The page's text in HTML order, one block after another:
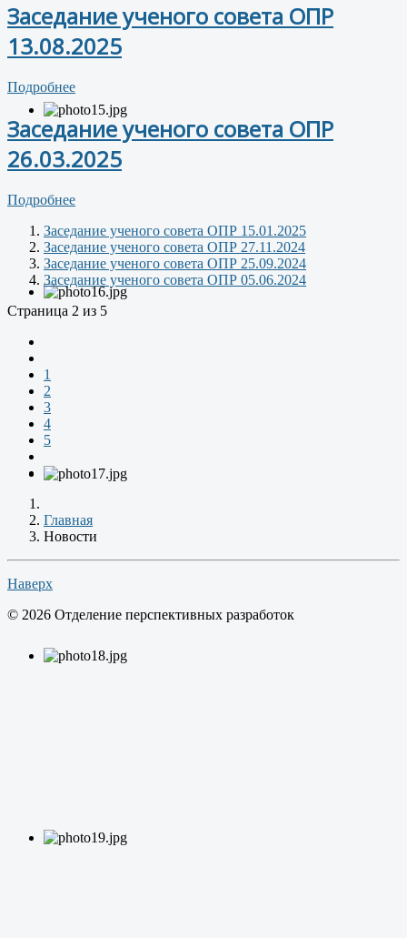
Заседание ученого совета ОПР
13.08.2025
Подробнее
Заседание ученого совета ОПР
26.03.2025
Подробнее
Заседание ученого совета ОПР 15.01.2025
Заседание ученого совета ОПР 27.11.2024
Заседание ученого совета ОПР 25.09.2024
Заседание ученого совета ОПР 05.06.2024
Страница 2 из 5
1
2
3
4
5
Главная
Новости
Наверх
© 2026 Отделение перспективных разработок